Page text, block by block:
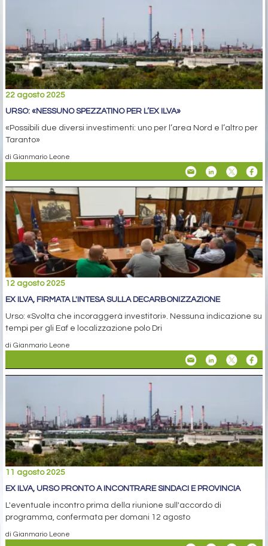
22 agosto 2025
URSO: «NESSUNO SPEZZATINO PER L’EX ILVA»
«Possibili due diversi investimenti: uno per l’area Nord e l’altro per
Taranto»
di Gianmario Leone
12 agosto 2025
EX ILVA, FIRMATA L'INTESA SULLA DECARBONIZZAZIONE
Urso: «Svolta che incoraggerà investitori». Nessuna indicazione su
tempi per gli Eaf e localizzazione polo Dri
di Gianmario Leone
11 agosto 2025
EX ILVA, URSO PRONTO A INCONTRARE SINDACI E PROVINCIA
L'eventuale incontro prima della riunione sull'accordo di
programma, confermata per domani 12 agosto
di Gianmario Leone